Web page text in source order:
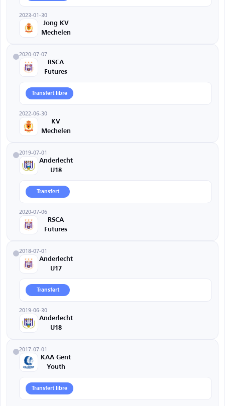
2023-01-30
Jong KV
Mechelen
2020-07-07
RSCA
Futures
Transfert libre
2022-06-30
KV
Mechelen
2019-07-01
Anderlecht
U18
Transfert
2020-07-06
RSCA
Futures
2018-07-01
Anderlecht
U17
Transfert
2019-06-30
Anderlecht
U18
2017-07-01
KAA Gent
Youth
Transfert libre